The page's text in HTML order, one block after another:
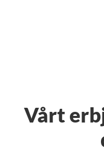
Vårt